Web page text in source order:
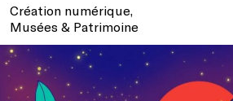
Création numérique,
Musées & Patrimoine